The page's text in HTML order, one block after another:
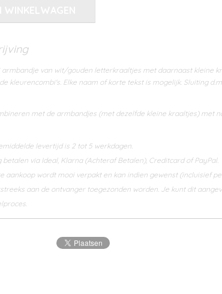
armbandje van wit/gouden letterkraaltjes met daarnaast kleine
kleurencombi's. Elke naam of korte tekst is mogelijk. Sluiting
met de armbandjes (met dezelfde kleine kraaltjes) met
levertijd is 2 tot 5 werkdagen.
betalen via Ideal, Klarna (Achteraf Betalen), Creditcard of PayPal.
aankoop wordt mooi verpakt en kan indien gewenst (incluisief
aan de ontvanger toegezonden worden. Je kunt dit